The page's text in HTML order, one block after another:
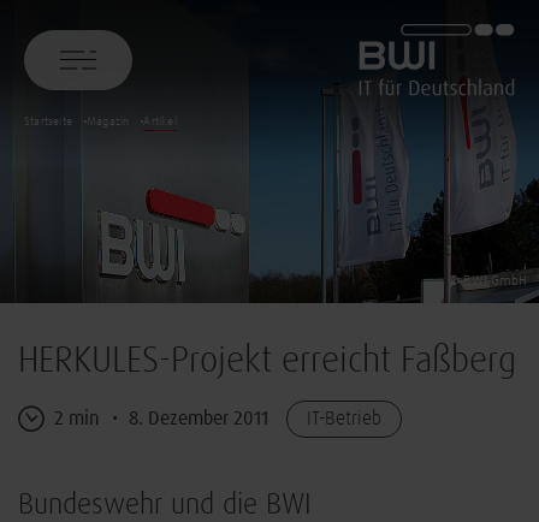
BWI GmbH
Startseite Magazin Artikel
© BWI GmbH
HERKULES-Projekt erreicht Faßberg
2 min 8. Dezember 2011 IT-Betrieb
Bundeswehr und die BWI